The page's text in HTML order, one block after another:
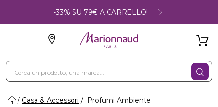
-33% SU 79€ A CARRELLO!
Casa & Accessori Profumi Ambiente